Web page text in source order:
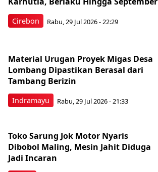
Cirebon Rabu, 29 Jul 2026 - 22:29
Indramayu
Material Urugan Proyek Migas Desa
Lombang Dipastikan Berasal dari
Tambang Berizin
Rabu, 29 Jul 2026 - 21:33
Toko Sarung Jok Motor Nyaris
Dibobol Maling, Mesin Jahit Diduga
Jadi Incaran